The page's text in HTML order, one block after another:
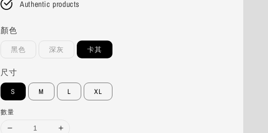
Authentic products
顏色
黑色 深灰 卡其
尺寸
S M L XL
數量